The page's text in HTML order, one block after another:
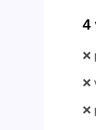
4
❌
❌
❌